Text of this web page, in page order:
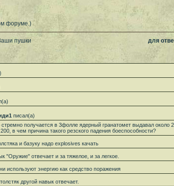
форуме.)
пушки для
писал(а)
стремно получается в 3фолле ядерный гранатомет выдавал около
в чем причина такого резского падения боеспособности?
и базуку надо explosives качать
"Оружие" отвечает и за тяжелое, и за легкое.
используют энергию как средство поражения
другой навык отвечает.